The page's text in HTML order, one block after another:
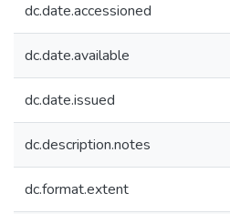
dc.date.accessioned
dc.date.available
dc.date.issued
dc.description.notes
dc.format.extent